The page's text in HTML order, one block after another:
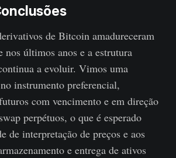
de Bitcoin amadureceram
nos últimos anos e a estrutura
a evoluir. Vimos uma
instrumento preferencial,
com vencimento e em direção
perpétuos, o que é esperado
de interpretação de preços e aos
e entrega de ativos